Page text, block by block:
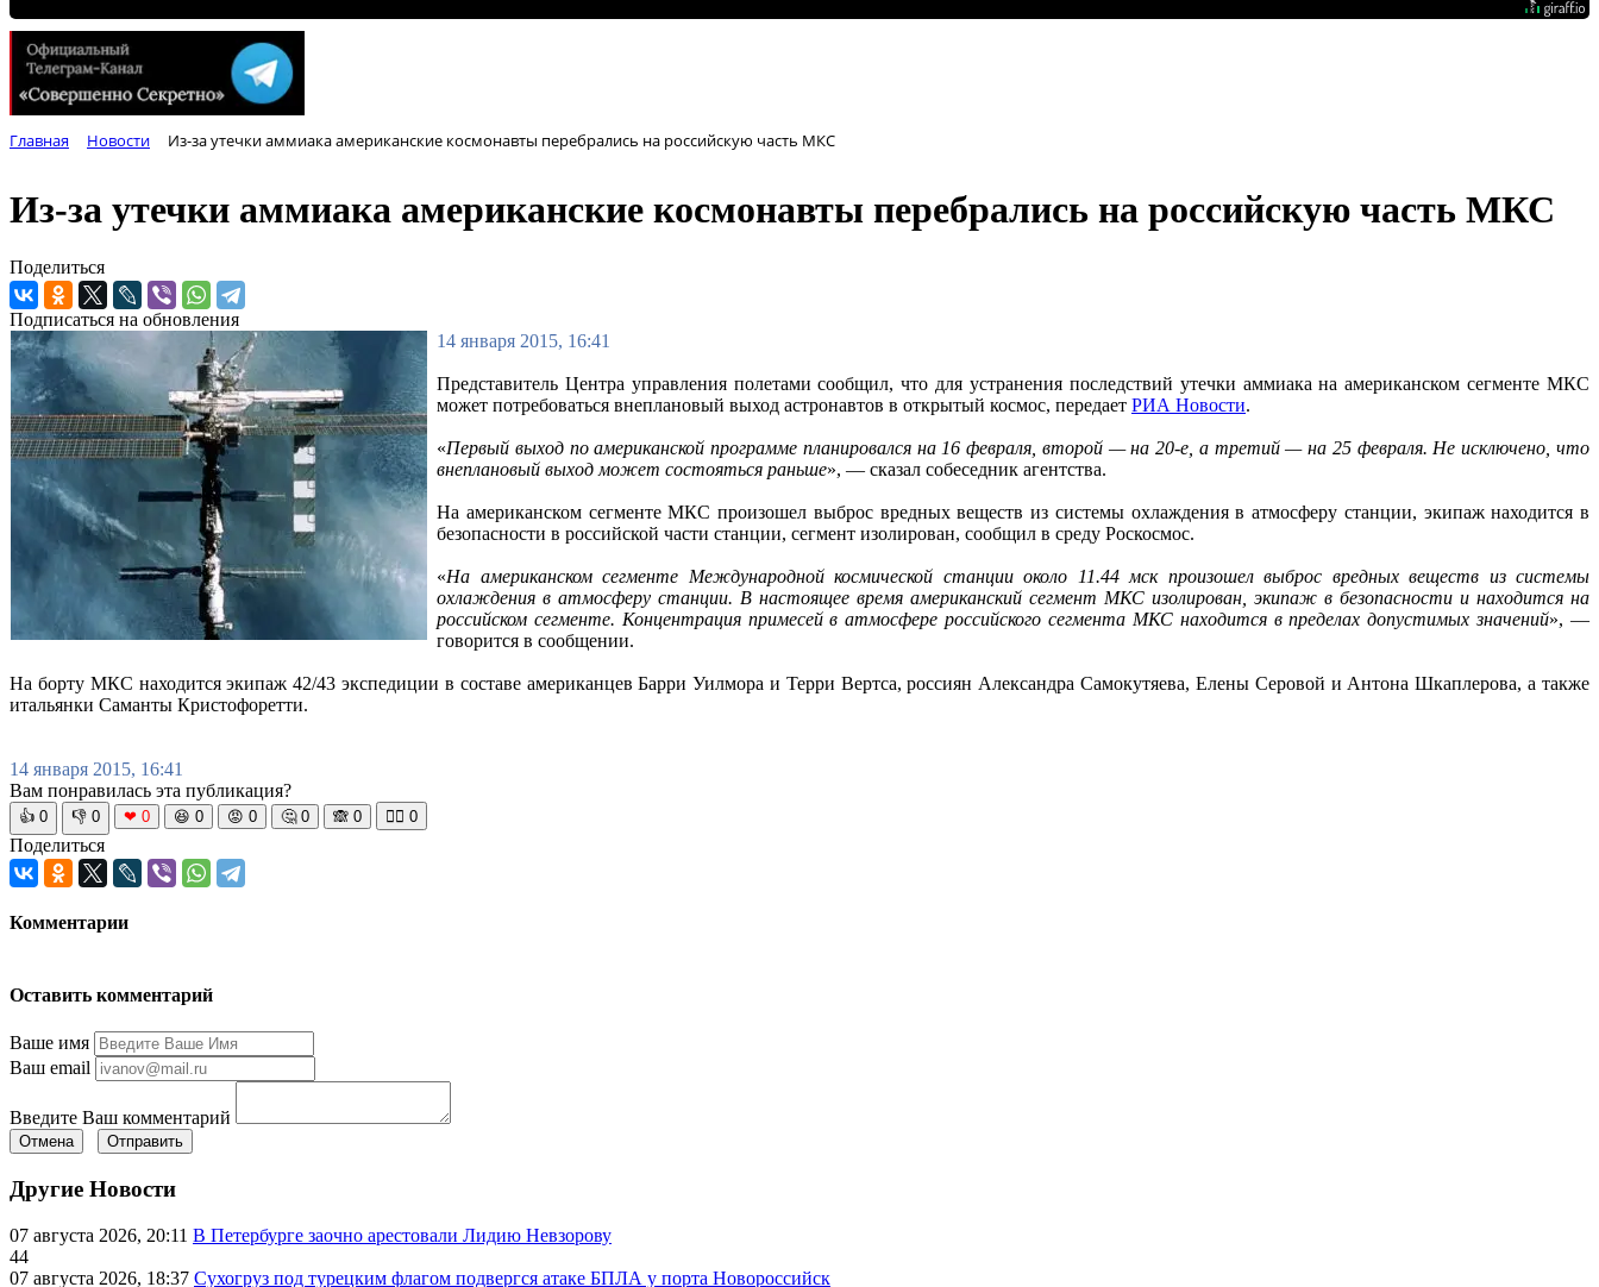
Главная Новости Из-за утечки аммиака американские космонавты перебрались на российскую часть МКС
Из-за утечки аммиака американские космонавты перебрались на российскую часть МКС
Поделиться
Подписаться на обновления
14 января 2015, 16:41
Представитель Центра управления полетами сообщил, что для устранения последствий утечки аммиака на американском сегменте МКС
может потребоваться внеплановый выход астронавтов в открытый космос, передает РИА Новости.
«Первый выход по американской программе планировался на 16 февраля, второй — на 20-е, а третий — на 25 февраля. Не исключено, что
внеплановый выход может состояться раньше», — сказал собеседник агентства.
На американском сегменте МКС произошел выброс вредных веществ из системы охлаждения в атмосферу станции, экипаж находится в
безопасности в российской части станции, сегмент изолирован, сообщил в среду Роскосмос.
«На американском сегменте Международной космической станции около 11.44 мск произошел выброс вредных веществ из системы
охлаждения в атмосферу станции. В настоящее время американский сегмент МКС изолирован, экипаж в безопасности и находится на
российском сегменте. Концентрация примесей в атмосфере российского сегмента МКС находится в пределах допустимых значений», —
говорится в сообщении.
На борту МКС находится экипаж 42/43 экспедиции в составе американцев Барри Уилмора и Терри Вертса, россиян Александра Самокутяева, Елены Серовой и Антона Шкаплерова, а также
итальянки Саманты Кристофоретти.
14 января 2015, 16:41
Вам понравилась эта публикация?
👍 0 👎 0 ❤ 0 😆 0 😡 0 🤔 0 🙈 0 🧘‍♀️ 0
Поделиться
Комментарии
Оставить комментарий
Ваше имя
Ваш email
Введите Ваш комментарий
Отмена Отправить
Другие Новости
07 августа 2026, 20:11 В Петербурге заочно арестовали Лидию Невзорову
44
07 августа 2026, 18:37 Сухогруз под турецким флагом подвергся атаке БПЛА у порта Новороссийск